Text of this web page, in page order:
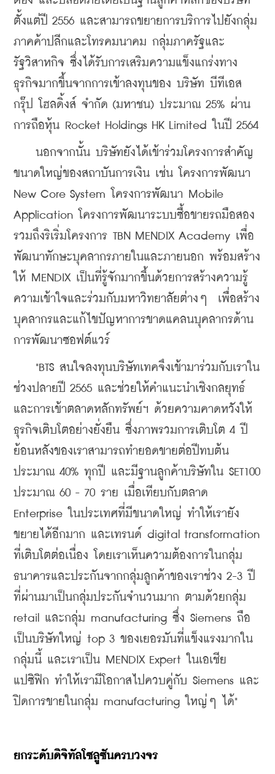
ตั้งแต่ปี 2556 และสามารถขยายการบริการไปยังกลุ่ม
ภาคค้าปลีกและโทรคมนาคม กลุ่มภาครัฐและ
รัฐวิสาหกิจ ซึ่งได้รับการเสริมความแข็งแกร่งทาง
ธุรกิจมากขึ้นจากการเข้าลงทุนของ บริษัท บีทีเอส
กรุ๊ป โฮลดิ้งส์ จำกัด (มหาชน) ประมาณ 25% ผ่าน
การถือหุ้น Rocket Holdings HK Limited ในปี 2564
นอกจากนั้น บริษัทยังได้เข้าร่วมโครงการสำคัญ
ขนาดใหญ่ของสถาบันการเงิน เช่น โครงการพัฒนา
New Core System โครงการพัฒนา Mobile
Application โครงการพัฒนาระบบซื้อขายรถมือสอง
รวมถึงริเริ่มโครงการ TBN MENDIX Academy เพื่อ
พัฒนาทักษะบุคลากรภายในและภายนอก พร้อมสร้าง
ให้ MENDIX เป็นที่รู้จักมากขึ้นด้วยการสร้างความรู้
ความเข้าใจและร่วมกับมหาวิทยาลัยต่างๆ  เพื่อสร้าง
บุคลากรและแก้ไขปัญหาการขาดแคลนบุคลากรด้าน
การพัฒนาซอฟต์แวร์
"BTS สนใจลงทุนบริษัทเทคจึงเข้ามาร่วมกับเราใน
ช่วงปลายปี 2565 และช่วยให้คำแนะนำเชิงกลยุทธ์
และการเข้าตลาดหลักทรัพย์ฯ ด้วยความคาดหวังให้
ธุรกิจเติบโตอย่างยั่งยืน ซึ่งภาพรวมการเติบโต 4 ปี
ย้อนหลังของเราสามารถทำยอดขายต่อปีทบต้น
ประมาณ 40% ทุกปี และมีฐานลูกค้าบริษัทใน SET100
ประมาณ 60 - 70 ราย เมื่อเทียบกับตลาด
Enterprise ในประเทศที่มีขนาดใหญ่ ทำให้เรายัง
ขยายได้อีกมาก และเทรนด์ digital transformation
ที่เติบโตต่อเนื่อง โดยเราเห็นความต้องการในกลุ่ม
ธนาคารและประกันจากกลุ่มลูกค้าของเราช่วง 2-3 ปี
ที่ผ่านมาเป็นกลุ่มประกันจำนวนมาก ตามด้วยกลุ่ม
retail และกลุ่ม manufacturing ซึ่ง Siemens ถือ
เป็นบริษัทใหญ่ top 3 ของเยอรมันที่แข็งแรงมากใน
กลุ่มนี้ และเราเป็น MENDIX Expert ในเอเชีย
แปซิฟิก ทำให้เรามีโอกาสไปควบคู่กับ Siemens และ
ปิดการขายในกลุ่ม manufacturing ใหญ่ๆ ได้"
ยกระดับดิจิทัลโซลูซันครบวงจร